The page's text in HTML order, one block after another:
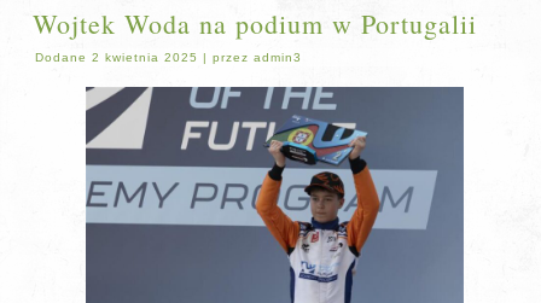
Wojtek Woda na podium w Portugalii
Dodane 2 kwietnia 2025 |przez admin3